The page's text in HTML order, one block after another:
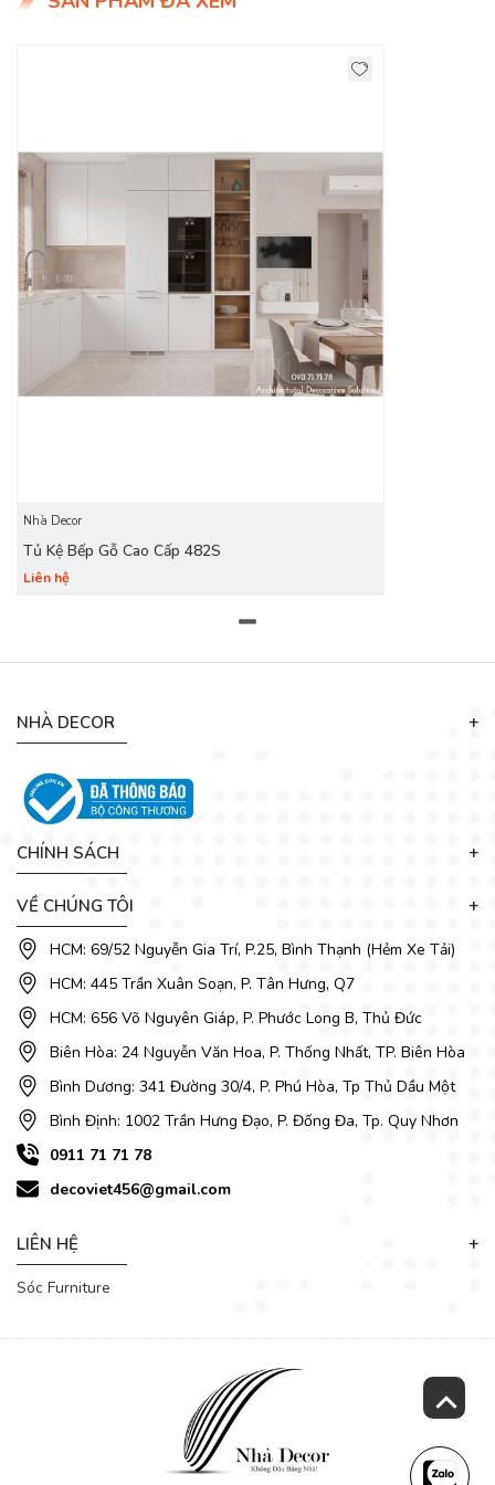
nghiệp đã tốt hơn rất nhiều nếu không muốn nói không thua
năng chịu lực và chịu nhiệt tốt.
Hãy liên hệ với chúng tôi để được cung cấp dịch vụ thiết kế,
thi công tủ bếp đẹp và mới nhất.
Nhà Decor
Tủ Kệ Bếp Gỗ Cao Cấp 482S
Liên hệ
NHÀ DECOR
CHÍNH SÁCH
VỀ CHÚNG TÔI
HCM: 69/52 Nguyễn Gia Trí, P.25, Bình Thạnh (Hẻm Xe Tải)
HCM: 445 Trần Xuân Soạn, P. Tân Hưng, Q7
HCM: 656 Võ Nguyên Giáp, P. Phước Long B, Thủ Đức
Biên Hòa: 24 Nguyễn Văn Hoa, P. Thống Nhất, TP. Biên Hòa
Bình Dương: 341 Đường 30/4, P. Phú Hòa, Tp Thủ Dầu Một
Bình Định: 1002 Trần Hưng Đạo, P. Đống Đa, Tp. Quy Nhơn
0911 71 71 78
decoviet456@gmail.com
LIÊN HỆ
Sóc Furniture